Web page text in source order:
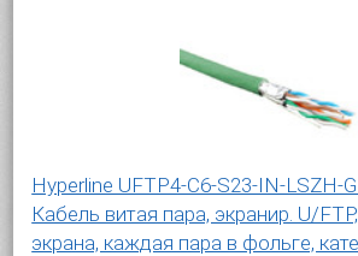
Hyperline UFTP4-C6-S23-IN-LSZH-
Кабель витая пара, экранир. U/
экрана, каждая пара в фольге,